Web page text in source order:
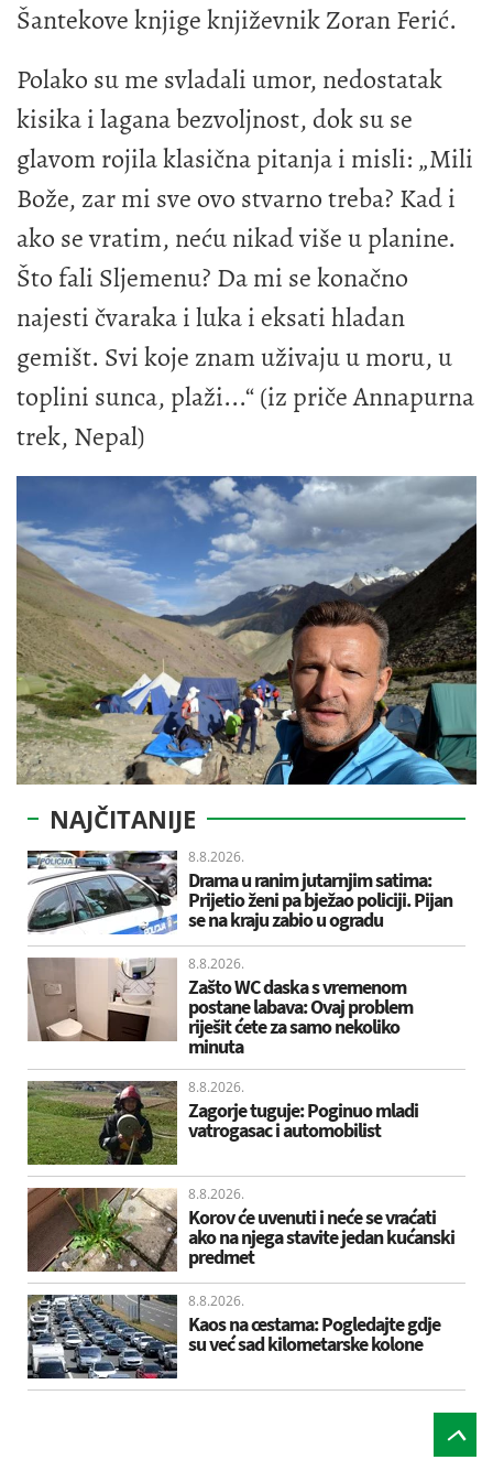
Šantekove knjige književnik Zoran Ferić.
Polako su me svladali umor, nedostatak
kisika i lagana bezvoljnost, dok su se
glavom rojila klasična pitanja i misli: „Mili
Bože, zar mi sve ovo stvarno treba? Kad i
ako se vratim, neću nikad više u planine.
Što fali Sljemenu? Da mi se konačno
najesti čvaraka i luka i eksati hladan
gemišt. Svi koje znam uživaju u moru, u
toplini sunca, plaži...“ (iz priče Annapurna
trek, Nepal)
NAJČITANIJE
8.8.2026.
Drama u ranim jutarnjim satima:
Prijetio ženi pa bježao policiji. Pijan
se na kraju zabio u ogradu
8.8.2026.
Zašto WC daska s vremenom
postane labava: Ovaj problem
riješit ćete za samo nekoliko
minuta
8.8.2026.
Zagorje tuguje: Poginuo mladi
vatrogasac i automobilist
8.8.2026.
Korov će uvenuti i neće se vraćati
ako na njega stavite jedan kućanski
predmet
8.8.2026.
Kaos na cestama: Pogledajte gdje
su već sad kilometarske kolone